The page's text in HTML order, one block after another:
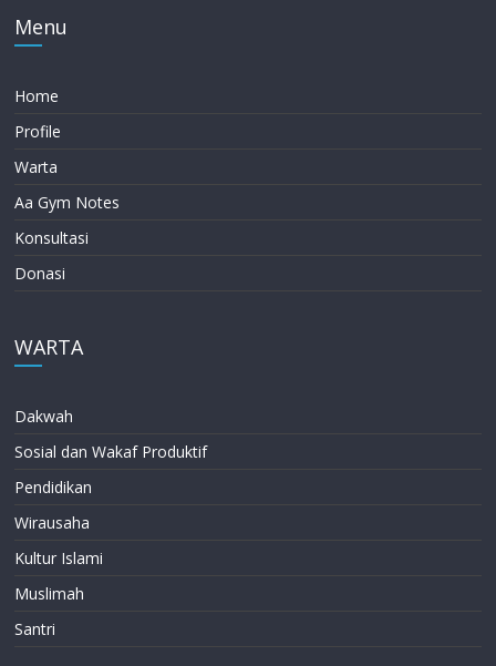
Menu
Home
Profile
Warta
Aa Gym Notes
Konsultasi
Donasi
WARTA
Dakwah
Sosial dan Wakaf Produktif
Pendidikan
Wirausaha
Kultur Islami
Muslimah
Santri